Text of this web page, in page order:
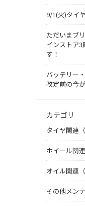
9/1(火)タイ
ただいまブ
インストア
す！
バッテリー
改定前の今
カテゴリ
タイヤ関連（
ホイール関連
オイル関連（
その他メン